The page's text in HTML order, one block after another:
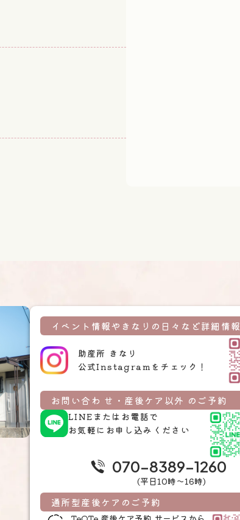
イベント情報やきなりの日々など詳細情報
助産所 きなり
公式Instagramをチェック！
お問い合わ せ・産後ケア以外 のご予約
LINEまたはお電話で
お気軽にお申し込みください
070-8389-1260
(平日10時〜16時)
通所型産後ケアのご予約